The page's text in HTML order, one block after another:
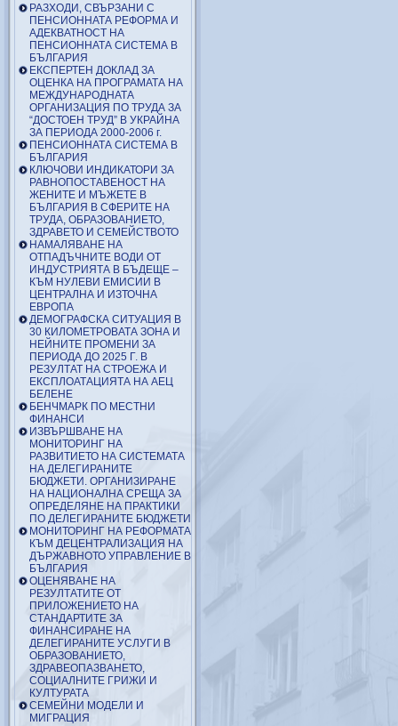
РАЗХОДИ, СВЪРЗАНИ С
ПЕНСИОННАТА РЕФОРМА И
АДЕКВАТНОСТ НА
ПЕНСИОННАТА СИСТЕМА В
БЪЛГАРИЯ
ЕКСПЕРТЕН ДОКЛАД ЗА
ОЦЕНКА НА ПРОГРАМАТА НА
МЕЖДУНАРОДНАТА
ОРГАНИЗАЦИЯ ПО ТРУДА ЗА
“ДОСТОЕН ТРУД” В УКРАЙНА
ЗА ПЕРИОДА 2000-2006 г.
ПЕНСИОННАТА СИСТЕМА В
БЪЛГАРИЯ
КЛЮЧОВИ ИНДИКАТОРИ ЗА
РАВНОПОСТАВЕНОСТ НА
ЖЕНИТЕ И МЪЖЕТЕ В
БЪЛГАРИЯ В СФЕРИТЕ НА
ТРУДА, ОБРАЗОВАНИЕТО,
ЗДРАВЕТО И СЕМЕЙСТВОТО
НАМАЛЯВАНЕ НА
ОТПАДЪЧНИТЕ ВОДИ ОТ
ИНДУСТРИЯТА В БЪДЕЩЕ –
КЪМ НУЛЕВИ ЕМИСИИ В
ЦЕНТРАЛНА И ИЗТОЧНА
ЕВРОПА
ДЕМОГРАФСКА СИТУАЦИЯ В
30 КИЛОМЕТРОВАТА ЗОНА И
НЕЙНИТЕ ПРОМЕНИ ЗА
ПЕРИОДА ДО 2025 Г. В
РЕЗУЛТАТ НА СТРОЕЖА И
ЕКСПЛОАТАЦИЯТА НА АЕЦ
БЕЛЕНЕ
БЕНЧМАРК ПО МЕСТНИ
ФИНАНСИ
ИЗВЪРШВАНЕ НА
МОНИТОРИНГ НА
РАЗВИТИЕТО НА СИСТЕМАТА
НА ДЕЛЕГИРАНИТЕ
БЮДЖЕТИ. ОРГАНИЗИРАНЕ
НА НАЦИОНАЛНА СРЕЩА ЗА
ОПРЕДЕЛЯНЕ НА ПРАКТИКИ
ПО ДЕЛЕГИРАНИТЕ БЮДЖЕТИ
МОНИТОРИНГ НА РЕФОРМАТА
КЪМ ДЕЦЕНТРАЛИЗАЦИЯ НА
ДЪРЖАВНОТО УПРАВЛЕНИЕ В
БЪЛГАРИЯ
ОЦЕНЯВАНЕ НА
РЕЗУЛТАТИТЕ ОТ
ПРИЛОЖЕНИЕТО НА
СТАНДАРТИТЕ ЗА
ФИНАНСИРАНЕ НА
ДЕЛЕГИРАНИТЕ УСЛУГИ В
ОБРАЗОВАНИЕТО,
ЗДРАВЕОПАЗВАНЕТО,
СОЦИАЛНИТЕ ГРИЖИ И
КУЛТУРАТА
СЕМЕЙНИ МОДЕЛИ И
МИГРАЦИЯ